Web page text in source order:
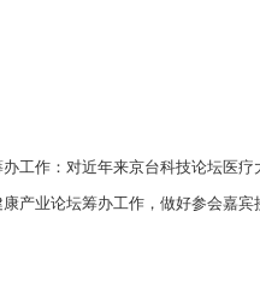
工作：对近年来京台科技论坛医
产业论坛筹办工作，做好参会嘉宾